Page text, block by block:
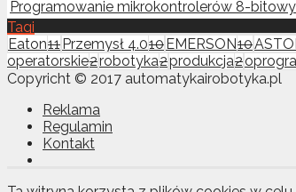
Programowanie mikrokontrolerów 8-
Tagi
Eaton11 Przemysł 4.010 EMERSON10
operatorskie2robotyka2produkcja2
Copyricht © 2017 automatykairobotyka.pl
Reklama
Regulamin
Kontakt